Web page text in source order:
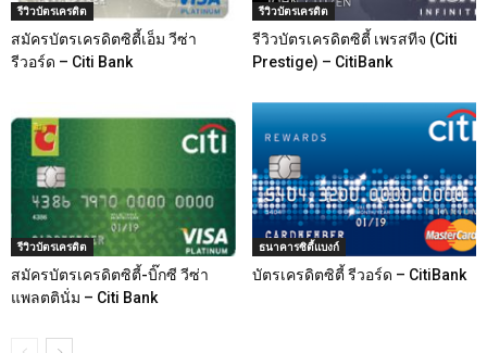
รีวิวบัตรเครดิต
สมัครบัตรเครดิตซิตี้เอ็ม วีซ่า
รีวอร์ด – Citi Bank
รีวิวบัตรเครดิต
รีวิวบัตรเครดิตซิตี้ เพรสทีจ (Citi
Prestige) – CitiBank
รีวิวบัตรเครดิต
สมัครบัตรเครดิตซิตี้-บิ๊กซี วีซ่า
แพลตตินั่ม – Citi Bank
ธนาคารซิตี้แบงก์
บัตรเครดิตซิตี้ รีวอร์ด – CitiBank